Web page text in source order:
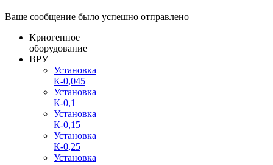
Ваше сообщение было успешно отправлено
Криогенное
оборудование
ВРУ
Установка
К-0,045
Установка
К-0,1
Установка
К-0,15
Установка
К-0,25
Установка